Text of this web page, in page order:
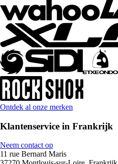
Ontdek al onze merken
Klantenservice in Frankrijk
Neem contact op
11 rue Bernard Maris